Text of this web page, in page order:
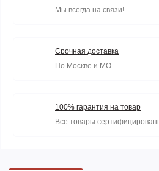
Мы всегда на связи!
Срочная доставка
По Москве и МО
100% гарантия на товар
Все товары